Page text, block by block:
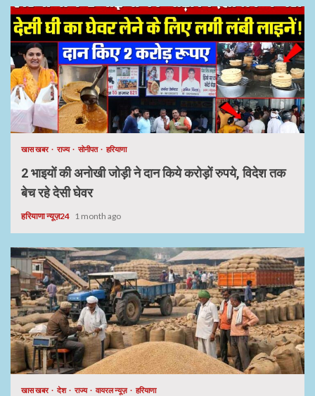
खास खबर राज्य सोनीपत हरियाणा
2 भाइयों की अनोखी जोड़ी ने दान किये करोड़ों रुपये, विदेश तक
बेच रहे देसी घेवर
हरियाणा न्यूज़24 1 month ago
खास खबर देश राज्य वायरल न्यूज़ हरियाणा